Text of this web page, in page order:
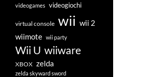
videogames videogiochi
virtual console wii wii 2
wiimote wii party
Wii U wiiware
XBOX zelda
zelda skyward sword